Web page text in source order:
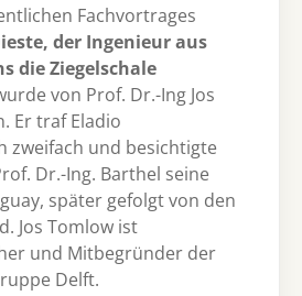
Fachvortrages
der Ingenieur aus
die Ziegelschale
von Prof. Dr.-Ing Jos
Er traf Eladio
zweifach und besichtigte
Dr.-Ing. Barthel seine
später gefolgt von den
Jos Tomlow ist
und Mitbegründer der
Delft.